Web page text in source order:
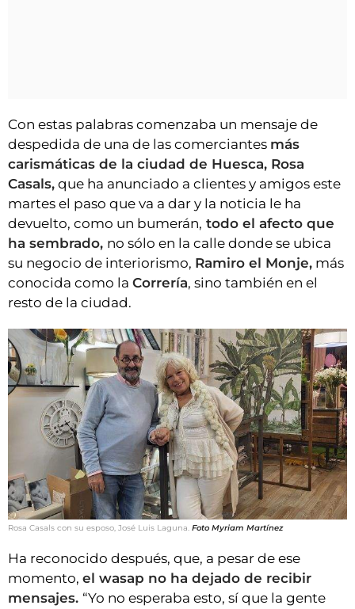
Con estas palabras comenzaba un mensaje de
despedida de una de las comerciantes más
carismáticas de la ciudad de Huesca, Rosa
Casals, que ha anunciado a clientes y amigos este
martes el paso que va a dar y la noticia le ha
devuelto, como un bumerán, todo el afecto que
ha sembrado, no sólo en la calle donde se ubica
su negocio de interiorismo, Ramiro el Monje, más
conocida como la Correría, sino también en el
resto de la ciudad.
Rosa Casals con su esposo, José Luis Laguna. Foto Myriam Martínez
Ha reconocido después, que, a pesar de ese
momento, el wasap no ha dejado de recibir
mensajes. “Yo no esperaba esto, sí que la gente